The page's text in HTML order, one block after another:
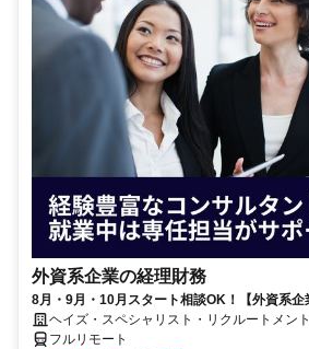
外資系企業の経理財務
8月・9月・10月スタート相談OK！【外資系企
大／700万～800万／リモート勤務OK】経理財
ヘイズ・スペシャリスト・リクルートメン
フルリモート